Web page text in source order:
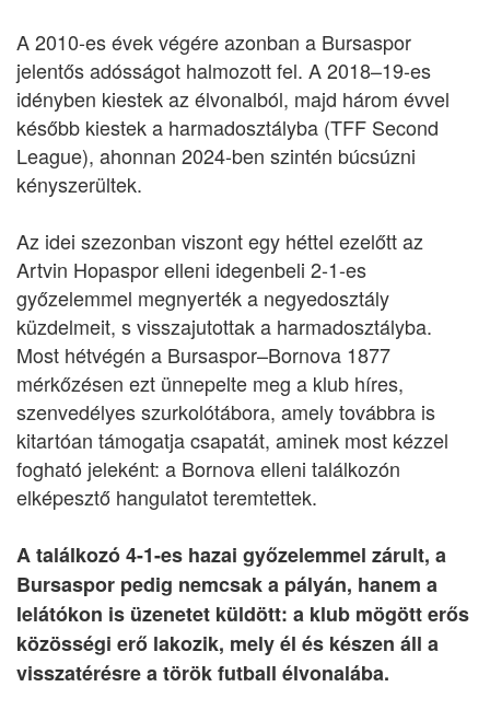
A 2010-es évek végére azonban a Bursaspor
jelentős adósságot halmozott fel. A 2018–19-es
idényben kiestek az élvonalból, majd három évvel
később kiestek a harmadosztályba (TFF Second
League), ahonnan 2024-ben szintén búcsúzni
kényszerültek.
Az idei szezonban viszont egy héttel ezelőtt az
Artvin Hopaspor elleni idegenbeli 2-1-es
győzelemmel megnyerték a negyedosztály
küzdelmeit, s visszajutottak a harmadosztályba.
Most hétvégén a Bursaspor–Bornova 1877
mérkőzésen ezt ünnepelte meg a klub híres,
szenvedélyes szurkolótábora, amely továbbra is
kitartóan támogatja csapatát, aminek most kézzel
fogható jeleként: a Bornova elleni találkozón
elképesztő hangulatot teremtettek.
A találkozó 4-1-es hazai győzelemmel zárult, a
Bursaspor pedig nemcsak a pályán, hanem a
lelátókon is üzenetet küldött: a klub mögött erős
közösségi erő lakozik, mely él és készen áll a
visszatérésre a török futball élvonalába.